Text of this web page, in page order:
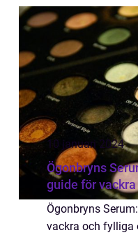
kosttillskott för
10 januari 2024
Ögonbryns
guide för
Ögonbryns
vackra och fylliga